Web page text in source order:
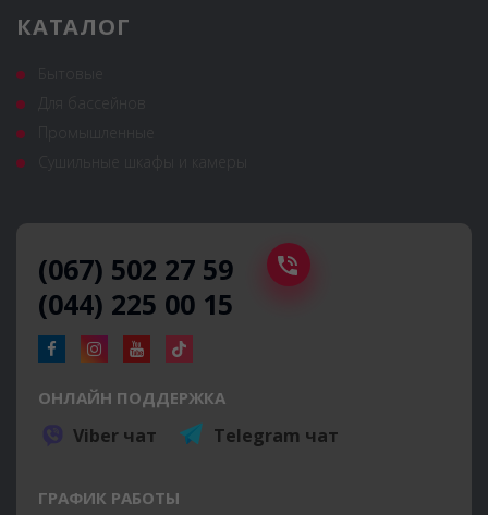
КАТАЛОГ
(067) 502 27 59
(044) 225 00 15
ОНЛАЙН ПОДДЕРЖКА
Viber чат Telegram чат
ГРАФИК РАБОТЫ